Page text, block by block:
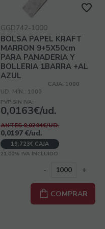
GGD742-1000
BOLSA PAPEL KRAFT
MARRON 9+5X50cm
PARA PANADERIA Y
BOLLERIA 1BARRA +AL
AZUL
CAJA: 1000
UD. MÍN.: 1000
PVP SIN IVA:
0,0163€/ud.
ANTES 0,0204€/UD.
0,0197 €/ud.
19,723€ CAJA
21.00% IVA INCLUIDO
- +
COMPRAR